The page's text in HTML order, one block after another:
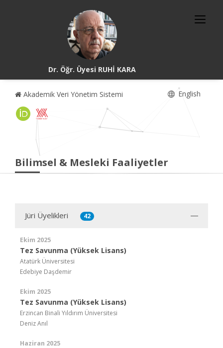
Dr. Öğr. Üyesi RUHİ KARA
Akademik Veri Yönetim Sistemi English
Bilimsel & Mesleki Faaliyetler
Jüri Üyelikleri 42
Ekim 2025
Tez Savunma (Yüksek Lisans)
Atatürk Üniversitesi
Edebiye Daşdemir
Ekim 2025
Tez Savunma (Yüksek Lisans)
Erzincan Binali Yıldırım Üniversitesi
Deniz Anıl
Haziran 2025